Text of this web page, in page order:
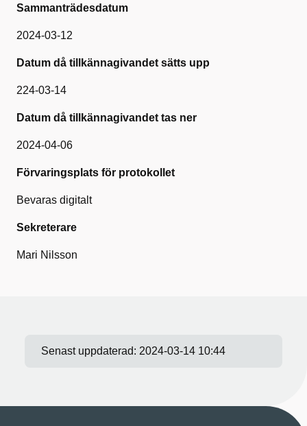
Sammanträdesdatum
2024-03-12
Datum då tillkännagivandet sätts upp
224-03-14
Datum då tillkännagivandet tas ner
2024-04-06
Förvaringsplats för protokollet
Bevaras digitalt
Sekreterare
Mari Nilsson
Senast uppdaterad: 2024-03-14 10:44